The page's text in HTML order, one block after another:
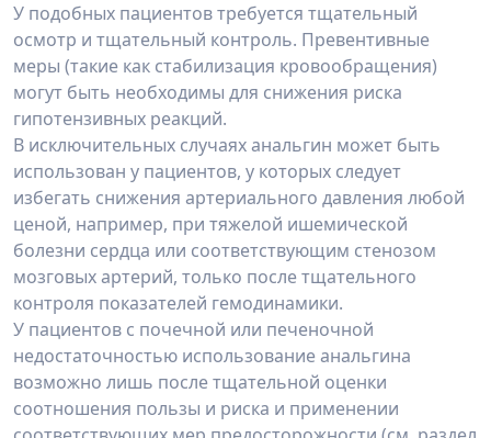
У подобных пациентов требуется тщательный
осмотр и тщательный контроль. Превентивные
меры (такие как стабилизация кровообращения)
могут быть необходимы для снижения риска
гипотензивных реакций.
В исключительных случаях анальгин может быть
использован у пациентов, у которых следует
избегать снижения артериального давления любой
ценой, например, при тяжелой ишемической
болезни сердца или соответствующим стенозом
мозговых артерий, только после тщательного
контроля показателей гемодинамики.
У пациентов с почечной или печеночной
недостаточностью использование анальгина
возможно лишь после тщательной оценки
соотношения пользы и риска и применении